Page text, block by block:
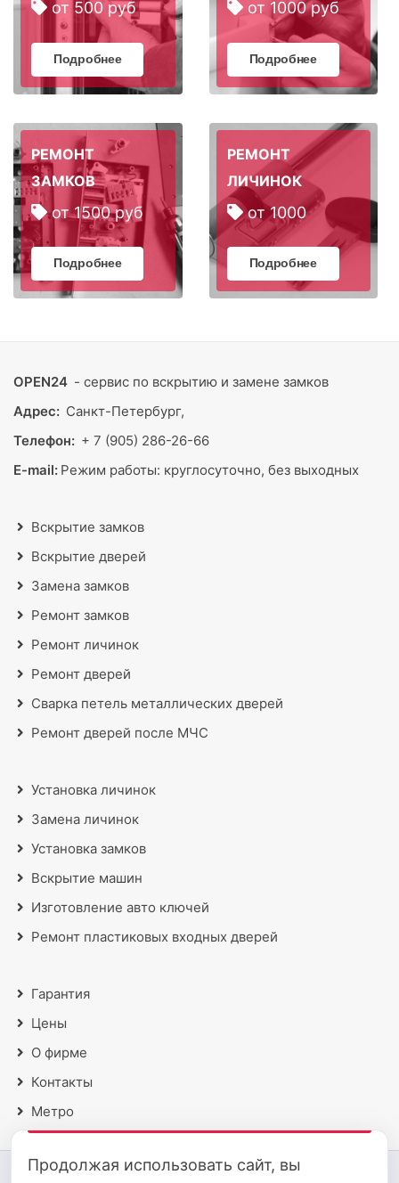
от 500 руб
Подробнее
от 1000 руб
Подробнее
РЕМОНТ
ЗАМКОВ
от 1500 руб
Подробнее
РЕМОНТ
ЛИЧИНОК
от 1000
Подробнее
OPEN24 - сервис по вскрытию и замене замков
Адрес: Санкт-Петербург,
Телефон: + 7 (905) 286-26-66
E-mail: Режим работы: круглосуточно, без выходных
Вскрытие замков
Вскрытие дверей
Замена замков
Ремонт замков
Ремонт личинок
Ремонт дверей
Сварка петель металлических дверей
Ремонт дверей после МЧС
Установка личинок
Замена личинок
Установка замков
Вскрытие машин
Изготовление авто ключей
Ремонт пластиковых входных дверей
Гарантия
Цены
О фирме
Контакты
Метро
Продолжая использовать сайт, вы